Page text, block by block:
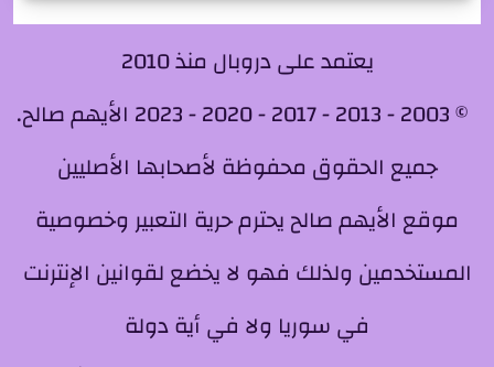
يعتمد على دروبال منذ 2010
© 2003 - 2013 - 2017 - 2020 - 2023 الأيهم صالح.
جميع الحقوق محفوظة لأصحابها الأصليين
موقع الأيهم صالح يحترم حرية التعبير وخصوصية
المستخدمين ولذلك فهو لا يخضع لقوانين الإنترنت
في سوريا ولا في أية دولة